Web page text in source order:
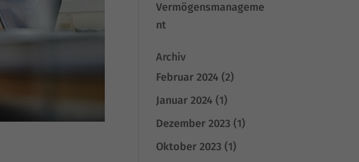
Vermögensmanageme
nt
Archiv
Februar 2024 (2)
Januar 2024 (1)
Dezember 2023 (1)
Oktober 2023 (1)